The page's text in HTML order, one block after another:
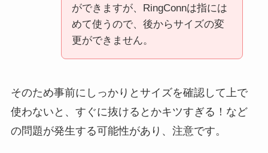
ができますが、RingConnは指には
めて使うので、後からサイズの変
更ができません。
そのため事前にしっかりとサイズを確認して上で
使わないと、すぐに抜けるとかキツすぎる！など
の問題が発生する可能性があり、注意です。